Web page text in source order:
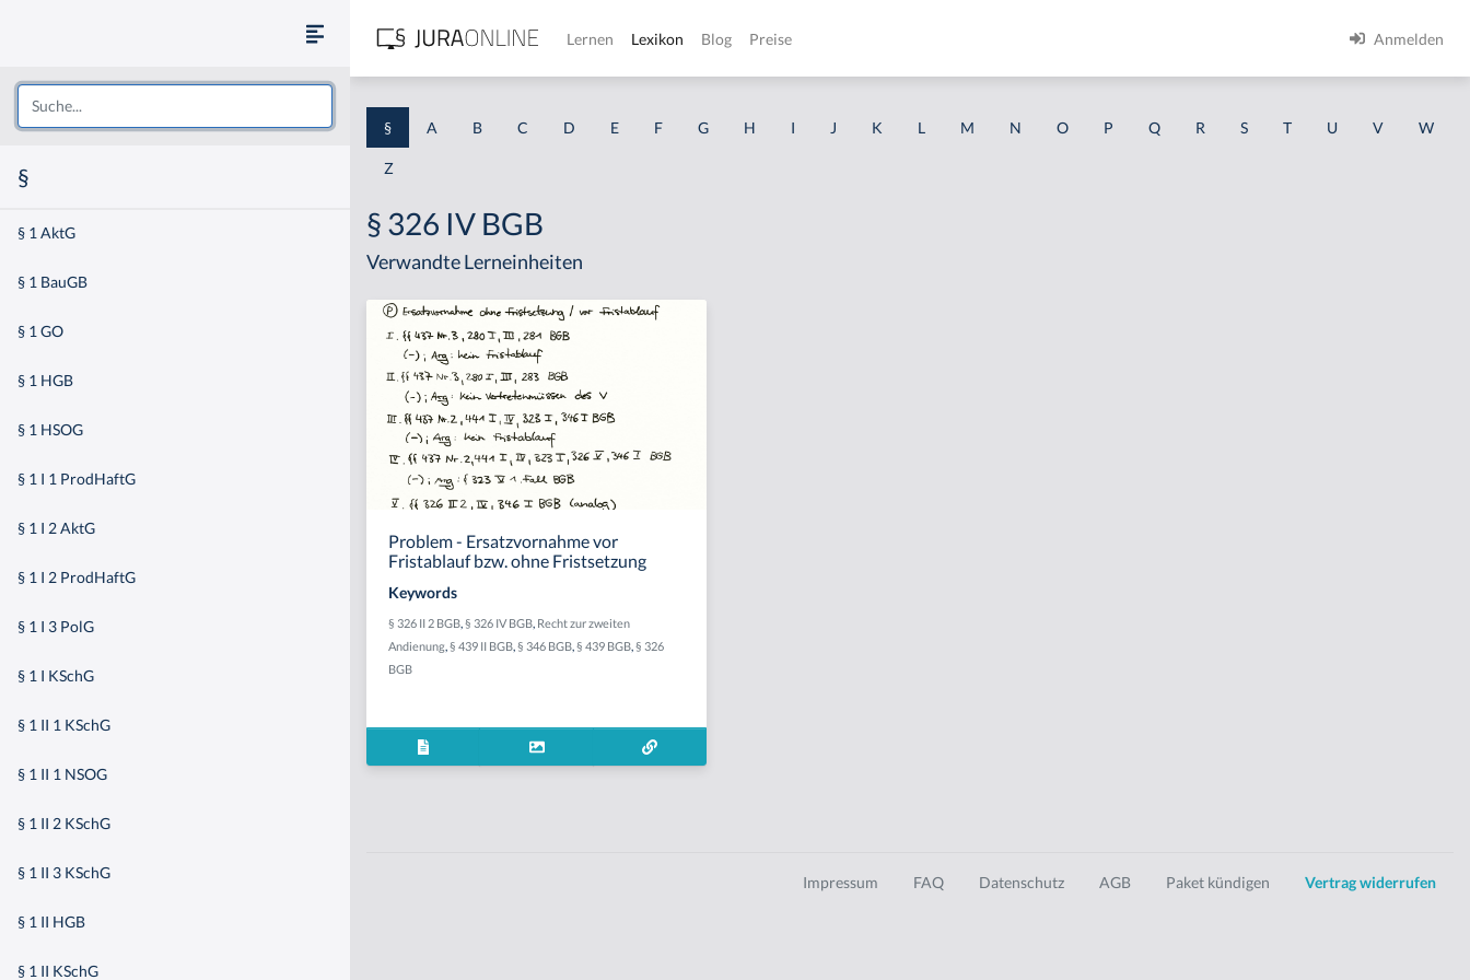
§
§ 1 AktG
§ 1 BauGB
§ 1 GO
§ 1 HGB
§ 1 HSOG
§ 1 I 1 ProdHaftG
§ 1 I 2 AktG
§ 1 I 2 ProdHaftG
§ 1 I 3 PolG
§ 1 I KSchG
§ 1 II 1 KSchG
§ 1 II 1 NSOG
§ 1 II 2 KSchG
§ 1 II 3 KSchG
§ 1 II HGB
§ 1 II KSchG
Lernen Lexikon Blog Preise Anmelden
§ A B C D E F G H I J K L M N O P Q R S T U V W
Z
§ 326 IV BGB
Verwandte Lerneinheiten
Problem - Ersatzvornahme vor
Fristablauf bzw. ohne Fristsetzung
Keywords
§ 326 II 2 BGB,§ 326 IV BGB, Recht zur zweiten
Andienung,§ 439 II BGB,§ 346 BGB,§ 439 BGB,§ 326
BGB
Impressum FAQ Datenschutz AGB Paket kündigen Vertrag widerrufen